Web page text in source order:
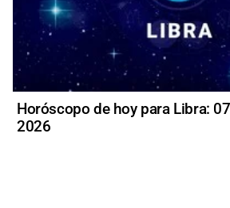
Horóscopo de hoy para Libra:
2026